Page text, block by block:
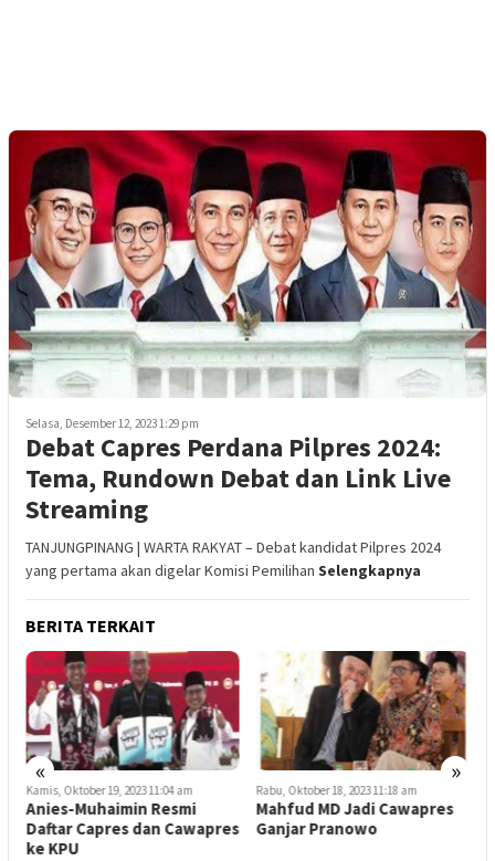
Selasa, Desember 12, 2023 1:29 pm
Debat Capres Perdana Pilpres 2024:
Tema, Rundown Debat dan Link Live
Streaming
TANJUNGPINANG | WARTA RAKYAT – Debat kandidat Pilpres 2024
yang pertama akan digelar Komisi Pemilihan Selengkapnya
BERITA TERKAIT
« »
Kamis, Oktober 19, 2023 11:04 am
Anies-Muhaimin Resmi
Daftar Capres dan Cawapres
ke KPU
Rabu, Oktober 18, 2023 11:18 am
Mahfud MD Jadi Cawapres
Ganjar Pranowo